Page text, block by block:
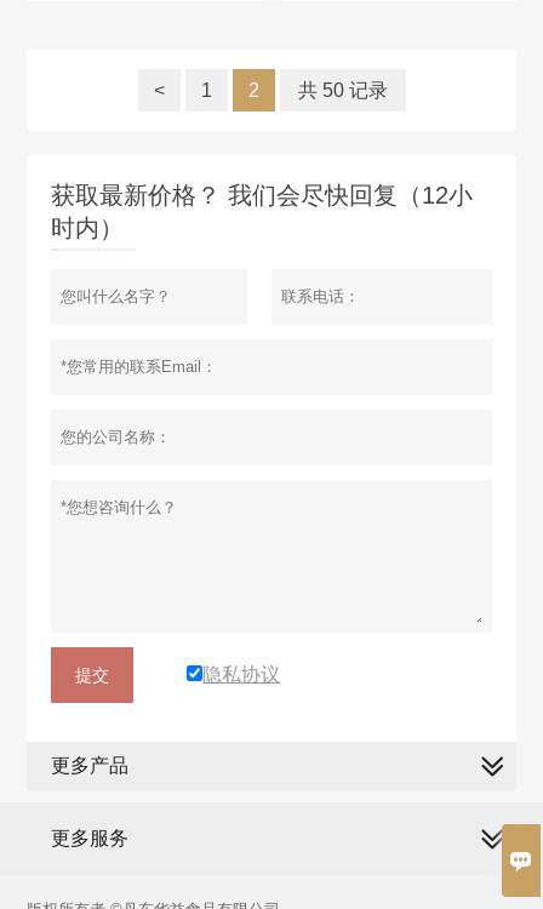

< 1 2 共 50 记录
获取最新价格？ 我们会尽快回复（12小
时内）
提交 隐私协议
更多产品
更多服务